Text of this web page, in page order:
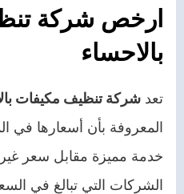
ارخص شركة
بالاحساء
تعد شركة تنظيف مكيفات
المعروفة بأن أسعارها في
خدمة مميزة مقابل سعر غير
الشركات التي تبالغ في